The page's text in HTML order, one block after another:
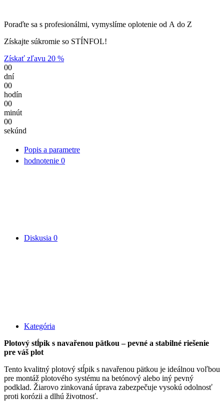
Poraďte sa s profesionálmi, vymyslíme oplotenie od A do Z
Získajte súkromie so STÍNFOL!
Získať zľavu 20 %
00
dní
00
hodín
00
minút
00
sekúnd
Popis a parametre
hodnotenie 0
Diskusia 0
Kategória
Plotový stĺpik s navařenou pätkou – pevné a stabilné riešenie
pre váš plot
Tento kvalitný plotový stĺpik s navařenou pätkou je ideálnou voľbou
pre montáž plotového systému na betónový alebo iný pevný
podklad. Žiarovo zinkovaná úprava zabezpečuje vysokú odolnosť
proti korózii a dlhú životnosť.